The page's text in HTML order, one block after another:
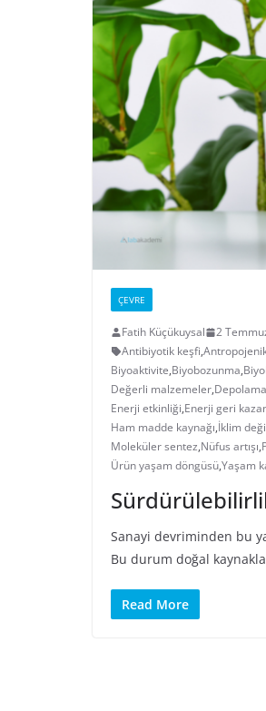
ÇEVRE
Fatih Küçükuysal 2
Antibiyotik keşfi,
Biyoaktivite,Biyobozunma,
Değerli malzemeler,
Enerji etkinliği,Enerji geri
Ham madde kaynağı,İklim
Moleküler sentez,Nüfus artışı,
Ürün yaşam döngüsü,Yaşam
Sanayi devriminden bu
Bu durum doğal
Read More